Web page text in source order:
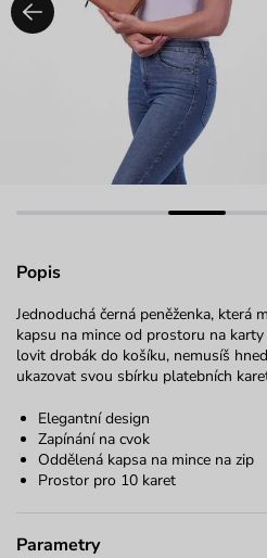
Popis
Jednoduchá černá peněženka, která
kapsu na mince od prostoru na
lovit drobák do košíku, nemusíš
ukazovat svou sbírku platebních
Elegantní design
Zapínání na cvok
Oddělená kapsa na mince na zip
Prostor pro 10 karet
Parametry